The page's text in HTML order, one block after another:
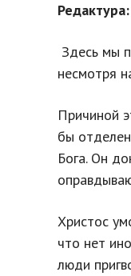
Здесь мы
несмотря
Причиной
бы
Бога. Он
Христос
что нет
люди